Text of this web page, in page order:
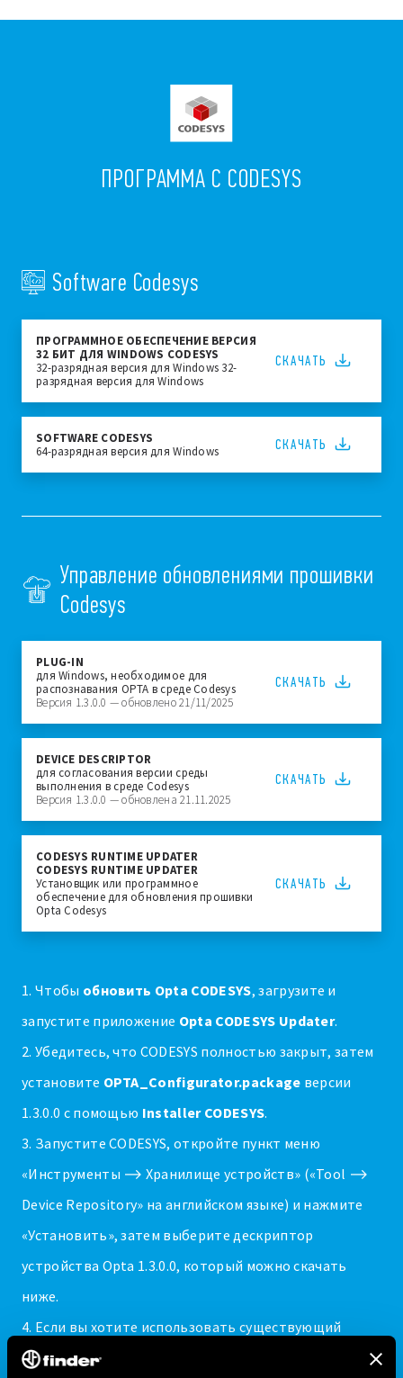
ПРОГРАММА С CODESYS
Software Codesys
ПРОГРАММНОЕ ОБЕСПЕЧЕНИЕ ВЕРСИЯ
32 БИТ ДЛЯ WINDOWS CODESYS
32-разрядная версия для Windows 32-
разрядная версия для Windows
СКАЧАТЬ
SOFTWARE CODESYS
64-разрядная версия для Windows
СКАЧАТЬ
Управление обновлениями прошивки
Codesys
PLUG-IN
для Windows, необходимое для
распознавания OPTA в среде Codesys
Версия 1.3.0.0 — обновлено 21/11/2025
СКАЧАТЬ
DEVICE DESCRIPTOR
для согласования версии среды
выполнения в среде Codesys
Версия 1.3.0.0 — обновлена 21.11.2025
СКАЧАТЬ
CODESYS RUNTIME UPDATER
CODESYS RUNTIME UPDATER
Установщик или программное
обеспечение для обновления прошивки
Opta Codesys
СКАЧАТЬ
1. Чтобы обновить Opta CODESYS, загрузите и
запустите приложение Opta CODESYS Updater.
2. Убедитесь, что CODESYS полностью закрыт, затем
установите OPTA_Configurator.package версии
1.3.0.0 с помощью Installer CODESYS.
3. Запустите CODESYS, откройте пункт меню
«Инструменты ⟶ Хранилище устройств» («Tool ⟶
Device Repository» на английском языке) и нажмите
«Установить», затем выберите дескриптор
устройства Opta 1.3.0.0, который можно скачать
ниже.
4. Если вы хотите использовать существующий
проект, необходимо обновить устройство в